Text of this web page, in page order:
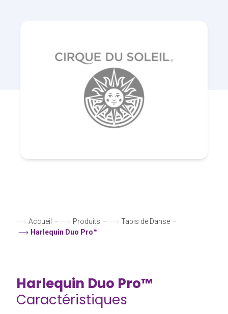
Accueil – Produits – Tapis de Danse –
Harlequin Duo Pro™
Harlequin Duo Pro™
Caractéristiques